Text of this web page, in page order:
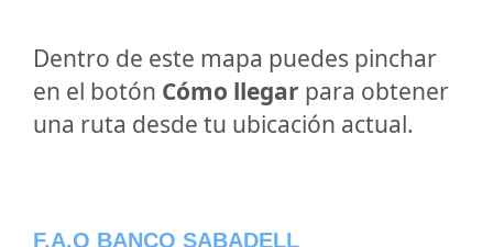
Dentro de este mapa puedes pinchar
en el botón Cómo llegar para obtener
una ruta desde tu ubicación actual.
F.A.Q BANCO SABADELL